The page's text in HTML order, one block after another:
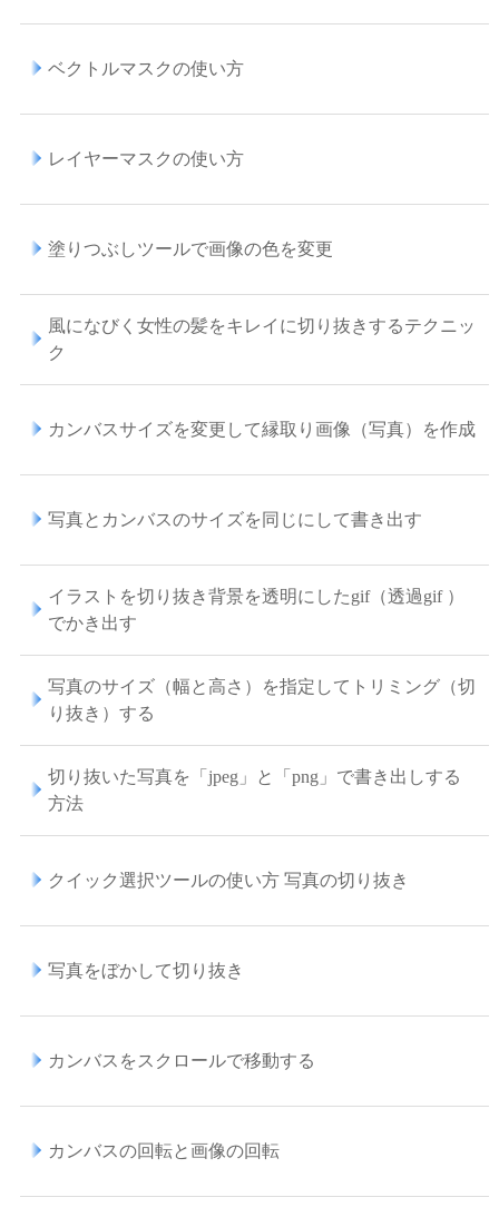
ベクトルマスクの使い方
レイヤーマスクの使い方
塗りつぶしツールで画像の色を変更
風になびく女性の髪をキレイに切り抜きするテクニッ
ク
カンバスサイズを変更して縁取り画像（写真）を作成
写真とカンバスのサイズを同じにして書き出す
イラストを切り抜き背景を透明にしたgif（透過gif ）
でかき出す
写真のサイズ（幅と高さ）を指定してトリミング（切
り抜き）する
切り抜いた写真を「jpeg」と「png」で書き出しする
方法
クイック選択ツールの使い方 写真の切り抜き
写真をぼかして切り抜き
カンバスをスクロールで移動する
カンバスの回転と画像の回転